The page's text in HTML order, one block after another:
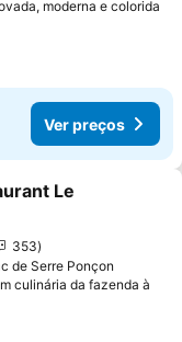
moderna e colorida
Ver preços
aos favoritos
Le
353
de Serre Ponçon
culinária da fazenda à